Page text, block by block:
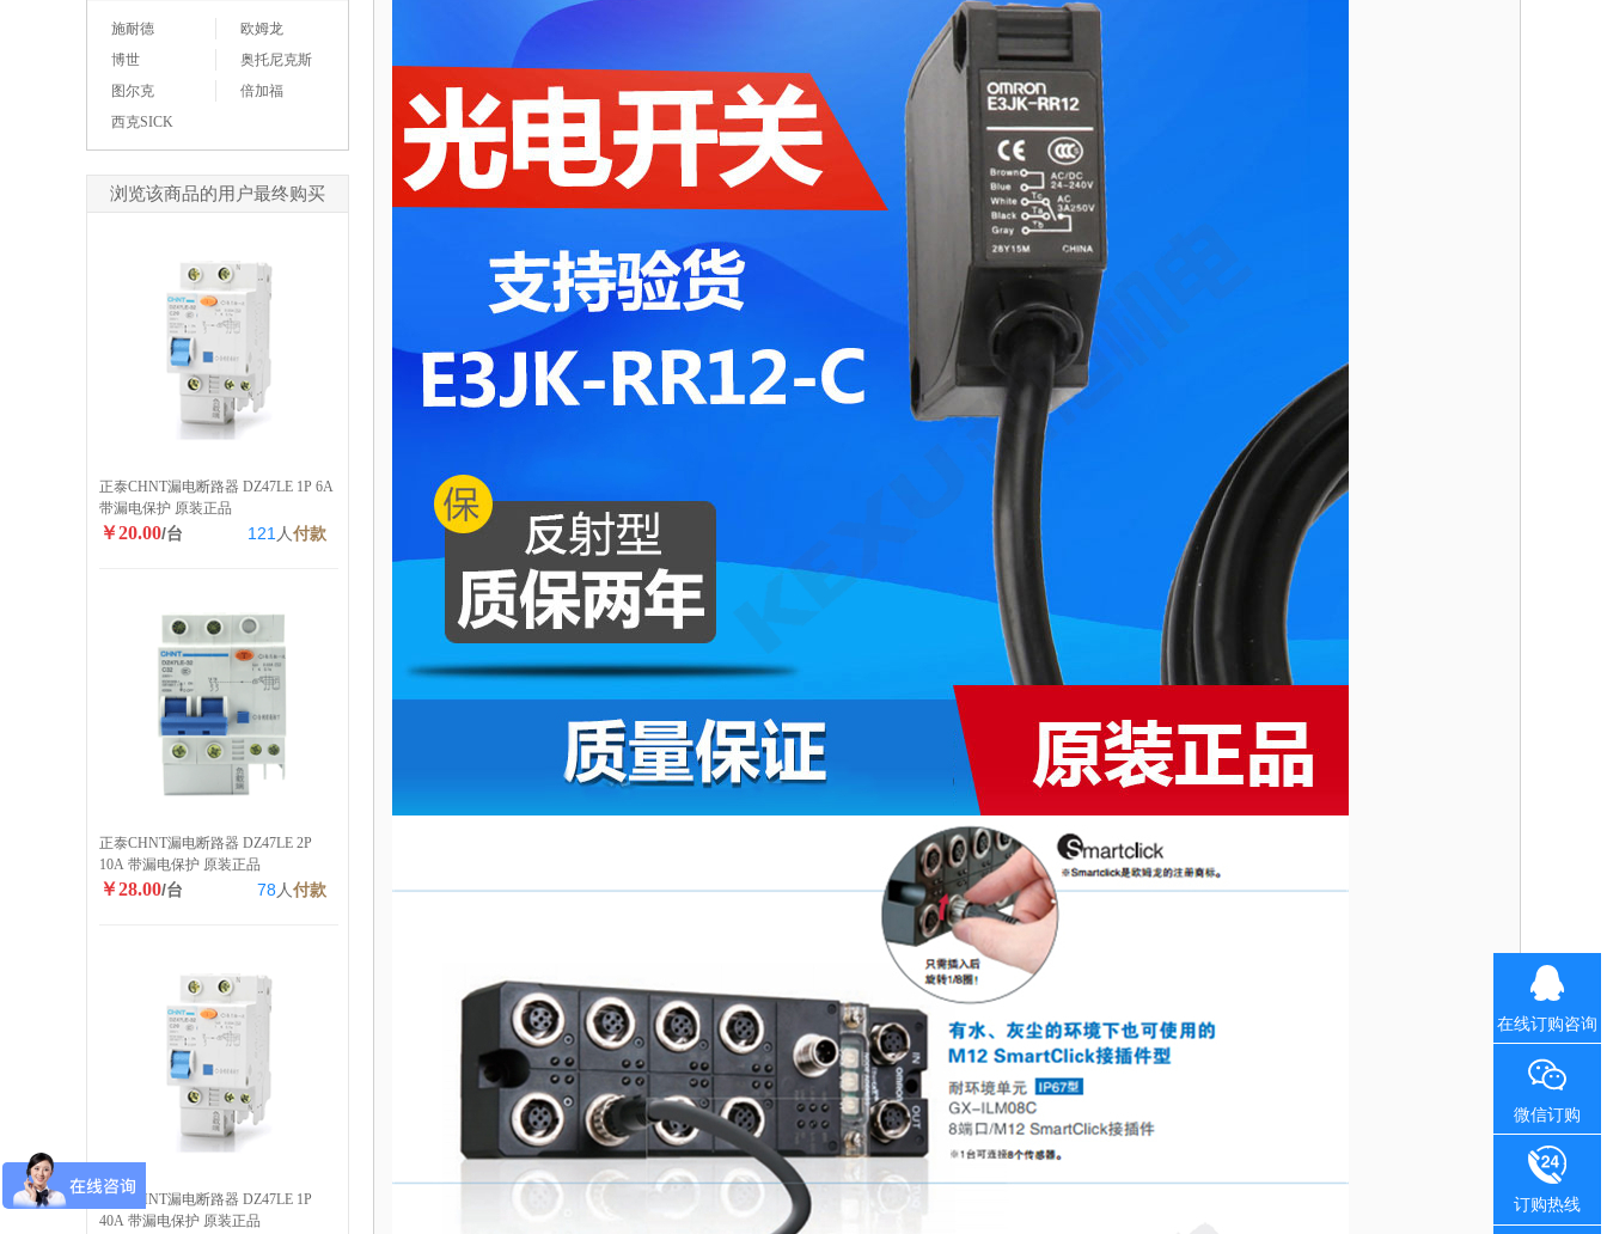
施耐德
欧姆龙
博世
奥托尼克斯
图尔克
倍加福
西克SICK
浏览该商品的用户最终购买
正泰CHNT漏电断路器 DZ47LE 1P 6A
带漏电保护 原装正品
￥20.00/台 121 人付款
正泰CHNT漏电断路器 DZ47LE 2P
10A 带漏电保护 原装正品
￥28.00/台 78 人付款
正泰CHNT漏电断路器 DZ47LE 1P
40A 带漏电保护 原装正品
在线订购咨询
微信订购
订购热线